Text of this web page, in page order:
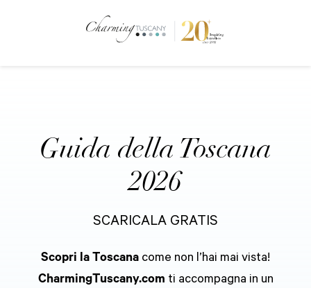
Guida della Toscana
2026
SCARICALA GRATIS
Scopri la Toscana come non l’hai mai vista!
CharmingTuscany.com ti accompagna in un